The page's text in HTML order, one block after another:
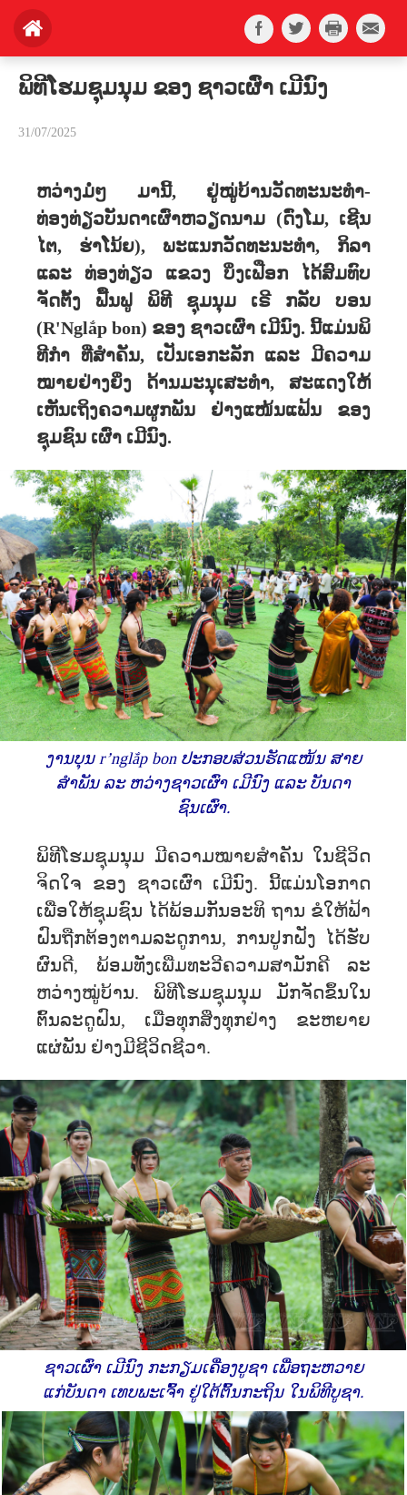
ພິທີໂຮມຊຸມນຸມ ຂອງ ຊາວເຜົ່າ ເມີນົງ
31/07/2025
ຫວ່າງມໍ່ໆ ມານີ້, ຢູ່ໝູ່ບ້ານວັດທະນະທໍາ-
ທ່ອງທ່ຽວບັນດາເຜົ່າຫວຽດນາມ (ດົ່ງໂມ, ເຊີນ
ໄຕ, ຮ່າໂນ້ຍ), ພະແນກວັດທະນະທໍາ, ກິລາ
ແລະ ທ່ອງທ່ຽວ ແຂວງ ບິ່ງເຟືອກ ໄດ້ສົມທົບ
ຈັດຕັ້ງ ຟື້ນຟູ ພິທີ ຊຸມນຸມ ເຣີ ກລັບ ບອນ
(R'Nglắp bon) ຂອງ ຊາວເຜົ່າ ເມີນົງ. ນີ້ແມ່ນພິ
ທີກໍາ ທ່ີສໍາຄັນ, ເປັນເອກະລັກ ແລະ ມີຄວາມ
ໝາຍຢ່າງຍິ່ງ ດ້ານມະນຸເສະທໍາ, ສະແດງໃຫ້
ເຫັນເຖິງຄວາມຜູກພັນ ຢ່າງແໜ້ນແຟ້ນ ຂອງ
ຊຸມຊົນ ເຜົ່າ ເມີນົງ.
ງານບຸນ r’nglắp bon ປະກອບສ່ວນຮັດແໜ້ນ ສາຍ
ສຳພັນ ລະ ຫວ່າງຊາວເຜົ່າ ເມີນົງ ແລະ ບັນດາ
ຊົນເຜົ່າ.
ພິທີໂຮມຊຸມນຸມ ມີຄວາມໝາຍສຳຄັນ ໃນຊີວິດ
ຈິດໃຈ ຂອງ ຊາວເຜົ່າ ເມີນົງ. ນີ້ແມ່ນໂອກາດ
ເພື່ອໃຫ້ຊຸມຊົນ ໄດ້ພ້ອມກັນອະທິ ຖານ ຂໍໃຫ້ຟ້າ
ຝົນຖືກຕ້ອງຕາມລະດູການ, ການປູກຝັງ ໄດ້ຮັບ
ຜົນດີ, ພ້ອມທັງເພີ່ມທະວີຄວາມສາມັກຄີ ລະ
ຫວ່າງໝູ່ບ້ານ. ພິທີໂຮມຊຸມນຸມ ມັກຈັດຂຶ້ນໃນ
ຕົ້ນລະດູຝົນ, ເມື່ອທຸກສິ່ງທຸກຢ່າງ ຂະຫຍາຍ
ແຜ່ພັນ ຢ່າງມີຊີວິດຊີວາ.
ຊາວເຜົ່າ ເມີນົງ ກະກຽມເຄື່ອງບູຊາ ເພື່ອຖະຫວາຍ
ແກ່ບັນດາ ເທບພະເຈົ້າ ຢູ່ໃຕ້ຕົ້ນກະຖິນ ໃນພິທີບູຊາ.